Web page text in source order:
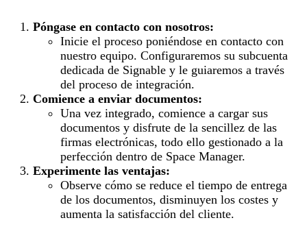
Póngase en contacto con nosotros:
Inicie el proceso poniéndose en contacto con
nuestro equipo. Configuraremos su subcuenta
dedicada de Signable y le guiaremos a través
del proceso de integración.
Comience a enviar documentos:
Una vez integrado, comience a cargar sus
documentos y disfrute de la sencillez de las
firmas electrónicas, todo ello gestionado a la
perfección dentro de Space Manager.
Experimente las ventajas:
Observe cómo se reduce el tiempo de entrega
de los documentos, disminuyen los costes y
aumenta la satisfacción del cliente.